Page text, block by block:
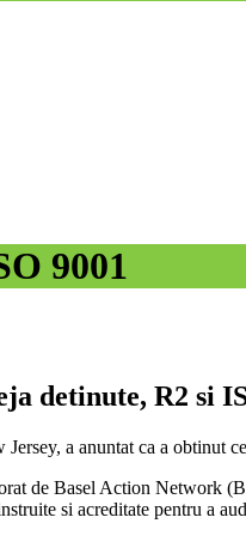
9001
detinute, R2 si
a anuntat ca a obtinut
de Basel Action Network
si acreditate pentru a